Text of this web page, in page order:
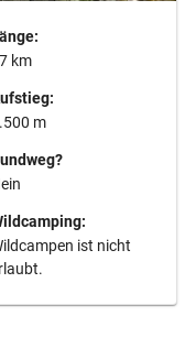
km
m
ist nicht